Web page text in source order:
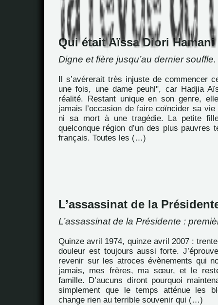
Qui était Aïssa Diori Hamani
Digne et fière jusqu’au dernier souffle.
Il s’avérerait très injuste de commencer
une fois, une dame peuhl", car Hadjia
réalité. Restant unique en son genre,
jamais l’occasion de faire coïncider sa
ni sa mort à une tragédie. La petite
quelconque région d’un des plus pauvres
français. Toutes les (…)
L’assassinat de la
L’assassinat de la Présidente :
Quinze avril 1974, quinze avril 2007 :
douleur est toujours aussi forte.
revenir sur les atroces évènements qui
jamais, mes frères, ma sœur, et le
famille. D’aucuns diront pourquoi
simplement que le temps atténue les
change rien au terrible souvenir qui (…)